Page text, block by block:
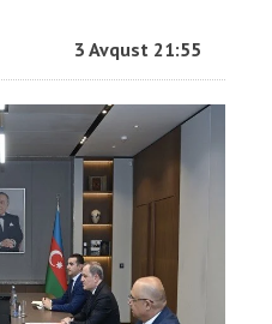
3 Avqust 21:55